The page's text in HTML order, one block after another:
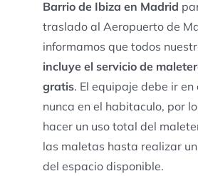
Barrio de Ibiza en Madrid
traslado al Aeropuerto de
informamos que todos
incluye el servicio de
gratis. El equipaje debe ir
nunca en el habitaculo, por
hacer un uso total del
las maletas hasta realizar
del espacio disponible.